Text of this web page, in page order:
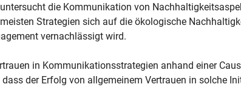
die Kommunikation von
Strategien sich auf die ökologische
vernachlässigt wird.
in Kommunikationsstrategien anhand einer
der Erfolg von allgemeinem Vertrauen in solche